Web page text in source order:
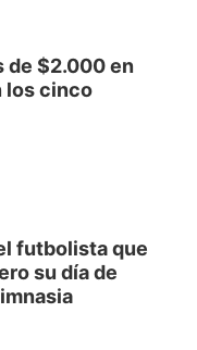
de $2.000 en
los cinco
futbolista que
su día de